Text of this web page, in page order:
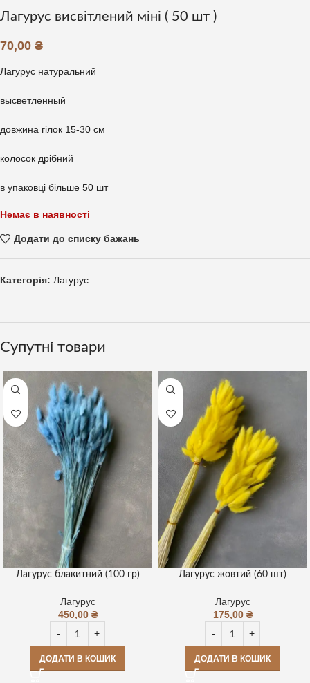
Лагурус висвітлений міні ( 50 шт )
70,00 ₴
Лагурус натуральний
высветленный
довжина гілок 15-30 см
колосок дрібний
в упаковці більше 50 шт
Немає в наявності
Додати до списку бажань
Категорія: Лагурус
Супутні товари
Лагурус блакитний (100 гр)
Лагурус
450,00 ₴
ДОДАТИ В КОШИК
Лагурус жовтий (60 шт)
Лагурус
175,00 ₴
ДОДАТИ В КОШИК